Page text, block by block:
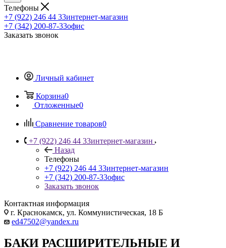
Телефоны
+7 (922) 246 44 33интернет-магазин
+7 (342) 200-87-33офис
Заказать звонок
Личный кабинет
Корзина0
Отложенные0
Сравнение товаров0
+7 (922) 246 44 33интернет-магазин
Назад
Телефоны
+7 (922) 246 44 33интернет-магазин
+7 (342) 200-87-33офис
Заказать звонок
Контактная информация
г. Краснокамск, ул. Коммунистическая, 18 Б
ed47502@yandex.ru
БАКИ РАСШИРИТЕЛЬНЫЕ И